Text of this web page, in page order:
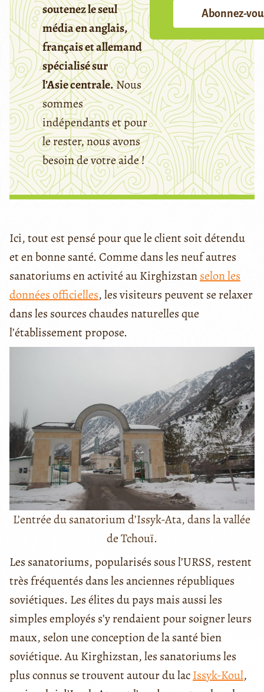
soutenez le seul
média en anglais,
français et allemand
spécialisé sur
l’Asie centrale.Nous
sommes
indépendants et pour
le rester, nous avons
besoin de votre aide !
Abonnez-
Ici, tout est pensé pour que le client soit détendu
et en bonne santé. Comme dans les neuf autres
sanatoriums en activité au Kirghizstanselon les
données officielles, les visiteurs peuvent se relaxer
dans les sources chaudes naturelles que
l’établissement propose.
L’entrée du sanatorium d’Issyk-Ata, dans la vallée
de Tchouï.
Les sanatoriums, popularisés sous l’URSS, restent
très fréquentés dans les anciennes républiques
soviétiques. Les élites du pays mais aussi les
simples employés s’y rendaient pour soigner leurs
maux, selon une conception de la santé bien
soviétique. Au Kirghizstan, les sanatoriums les
plus connus se trouvent autour du lacIssyk-Koul,